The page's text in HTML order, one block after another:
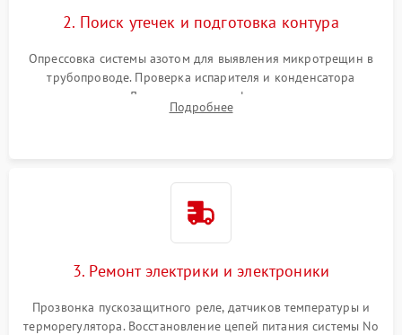
2. Поиск утечек и подготовка контура
Опрессовка системы азотом для выявления микротрещин в
трубопроводе. Проверка испарителя и конденсатора
течеискателем. Демонтаж старого фильтра-осушителя и
продувка капиллярной трубки для устранения засоров.
Подробнее
3. Ремонт электрики и электроники
Прозвонка пускозащитного реле, датчиков температуры и
терморегулятора. Восстановление цепей питания системы No